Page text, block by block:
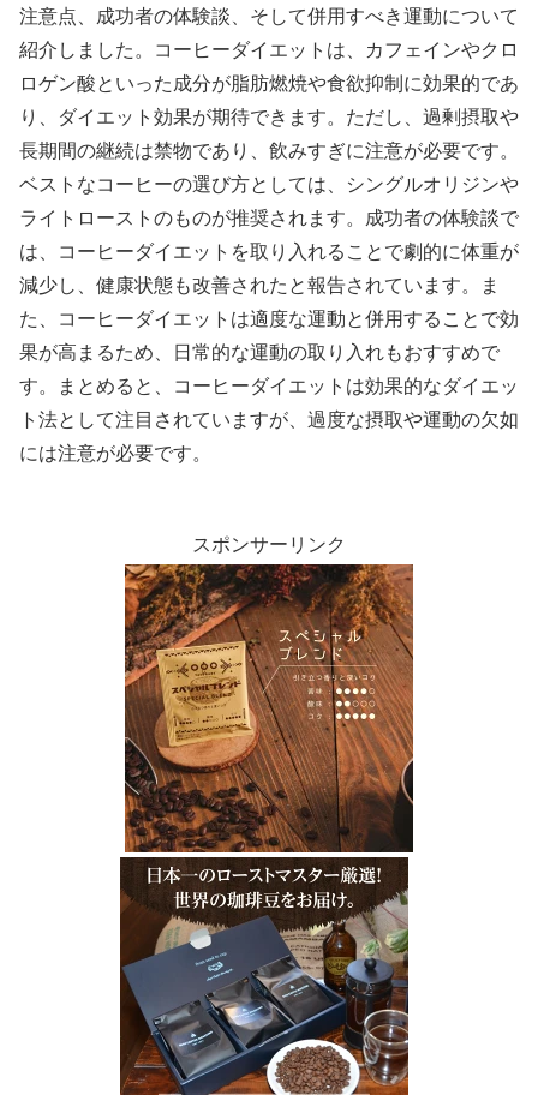
注意点、成功者の体験談、そして併用すべき運動について
紹介しました。コーヒーダイエットは、カフェインやクロ
ロゲン酸といった成分が脂肪燃焼や食欲抑制に効果的であ
り、ダイエット効果が期待できます。ただし、過剰摂取や
長期間の継続は禁物であり、飲みすぎに注意が必要です。
ベストなコーヒーの選び方としては、シングルオリジンや
ライトローストのものが推奨されます。成功者の体験談で
は、コーヒーダイエットを取り入れることで劇的に体重が
減少し、健康状態も改善されたと報告されています。ま
た、コーヒーダイエットは適度な運動と併用することで効
果が高まるため、日常的な運動の取り入れもおすすめで
す。まとめると、コーヒーダイエットは効果的なダイエッ
ト法として注目されていますが、過度な摂取や運動の欠如
には注意が必要です。
スポンサーリンク